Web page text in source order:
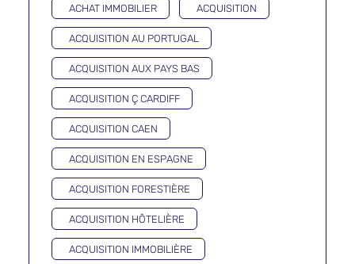
ACHAT IMMOBILIER ACQUISITION
ACQUISITION AU PORTUGAL
ACQUISITION AUX PAYS BAS
ACQUISITION Ç CARDIFF
ACQUISITION CAEN
ACQUISITION EN ESPAGNE
ACQUISITION FORESTIÈRE
ACQUISITION HÔTELIÈRE
ACQUISITION IMMOBILIÈRE